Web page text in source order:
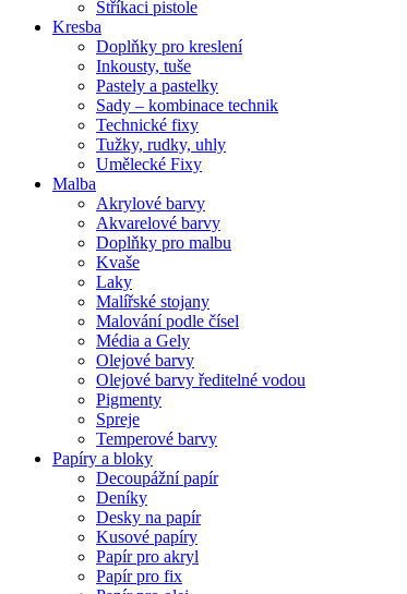
Stříkaci pistole
Kresba
Doplňky pro kreslení
Inkousty, tuše
Pastely a pastelky
Sady – kombinace technik
Technické fixy
Tužky, rudky, uhly
Umělecké Fixy
Malba
Akrylové barvy
Akvarelové barvy
Doplňky pro malbu
Kvaše
Laky
Malířské stojany
Malování podle čísel
Média a Gely
Olejové barvy
Olejové barvy ředitelné vodou
Pigmenty
Spreje
Temperové barvy
Papíry a bloky
Decoupážní papír
Deníky
Desky na papír
Kusové papíry
Papír pro akryl
Papír pro fix